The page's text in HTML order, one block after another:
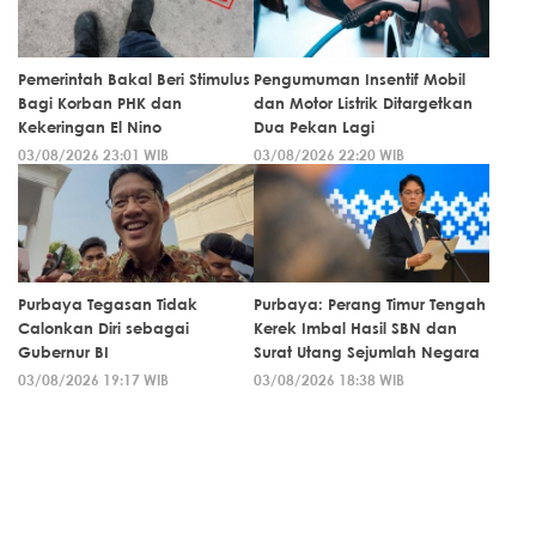
Pemerintah Bakal Beri Stimulus
Bagi Korban PHK dan
Kekeringan El Nino
03/08/2026 23:01 WIB
Pengumuman Insentif Mobil
dan Motor Listrik Ditargetkan
Dua Pekan Lagi
03/08/2026 22:20 WIB
Purbaya Tegasan Tidak
Calonkan Diri sebagai
Gubernur BI
03/08/2026 19:17 WIB
Purbaya: Perang Timur Tengah
Kerek Imbal Hasil SBN dan
Surat Utang Sejumlah Negara
03/08/2026 18:38 WIB